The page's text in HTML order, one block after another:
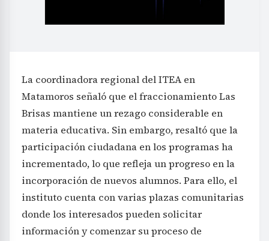
La coordinadora regional del ITEA en
Matamoros señaló que el fraccionamiento Las
Brisas mantiene un rezago considerable en
materia educativa. Sin embargo, resaltó que la
participación ciudadana en los programas ha
incrementado, lo que refleja un progreso en la
incorporación de nuevos alumnos. Para ello, el
instituto cuenta con varias plazas comunitarias
donde los interesados pueden solicitar
información y comenzar su proceso de